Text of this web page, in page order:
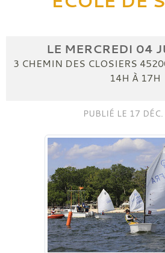
LE MERCREDI 04
3 CHEMIN DES CLOSIERS
14H À 17H
PUBLIÉ LE 17